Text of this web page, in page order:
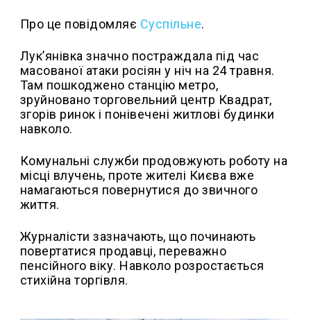
Про це повідомляє Суспільне.
Лук’янівка значно постраждала під час
масованої атаки росіян у ніч на 24 травня.
Там пошкоджено станцію метро,
зруйновано торговельний центр Квадрат,
згорів ринок і понівечені житлові будинки
навколо.
Комунальні служби продовжують роботу на
місці влучень, проте жителі Києва вже
намагаються повернутися до звичного
життя.
Журналісти зазначають, що починають
повертатися продавці, переважно
пенсійного віку. Навколо розростається
стихійна торгівля.